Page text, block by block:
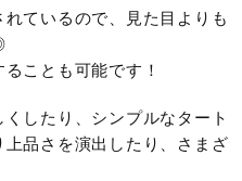
ているので、見た目よりも
ことも可能です！
したり、シンプルなタート
品さを演出したり、さまざ